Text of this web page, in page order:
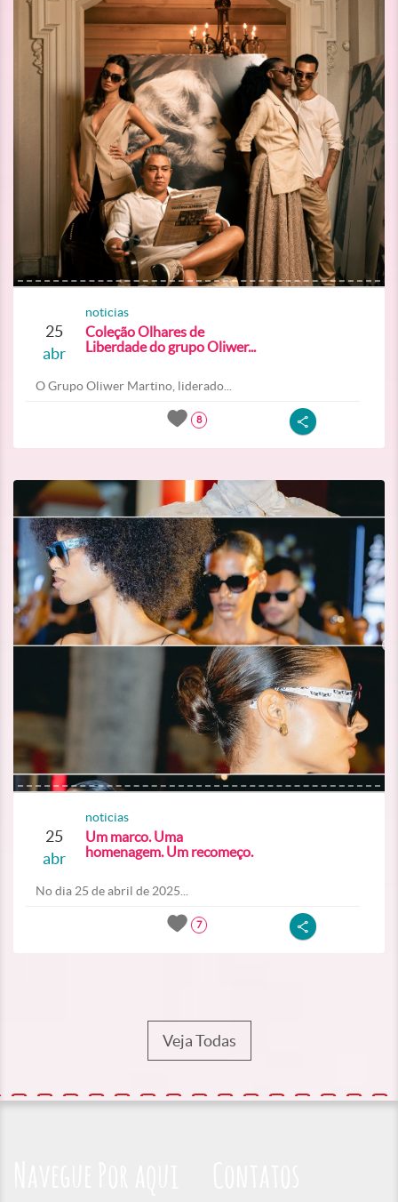
25
abr
noticias
Coleção Olhares de
Liberdade do grupo Oliwer...
O Grupo Oliwer Martino, liderado...
8
25
abr
noticias
Um marco. Uma
homenagem. Um recomeço.
No dia 25 de abril de 2025...
7
Veja Todas